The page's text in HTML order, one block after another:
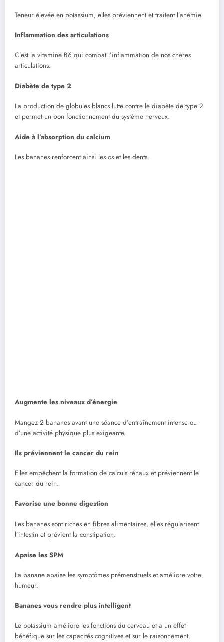
Teneur élevée en potassium, elles préviennent et traitent l’anémie.
Inflammation des articulations
C’est la vitamine B6 qui combat l’inflammation de nos chères
articulations.
Diabète de type 2
La production de globules blancs lutte contre le diabète de type 2
et permet un bon fonctionnement du système nerveux.
Aide à l’absorption du calcium
Les bananes renforcent ainsi les os et les dents.
Augmente les niveaux d’énergie
Mangez 2 bananes avant une séance d’entraînement intense ou
d’une activité physique plus exigeante.
Ils préviennent le cancer du rein
Elles empêchent la formation de calculs rénaux et préviennent le
cancer du rein.
Favorise une bonne digestion
Les bananes sont riches en fibres alimentaires, elles régularisent
l’intestin et prévient la constipation.
Apaise les SPM
La banane apaise les symptômes prémenstruels et améliore votre
humeur.
Bananes vous rendre plus intelligent
Le potassium améliore les fonctions du cerveau et a un effet
bénéfique sur les capacités cognitives et sur le raisonnement.